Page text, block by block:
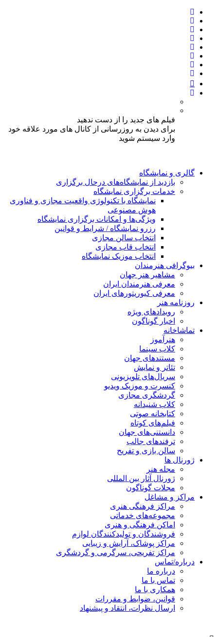
فیلم های جدید را از دست ندهید
برای دیدن به روزرسانی از کانال های مورد علاقه خود
وارد سیستم شوید
گالری و نمایشگاه
بازدید از نمایشگاه‌های درحال برگزاری
خدمات برگزاری نمایشگاه
نمایشگاه با تکنولوژی واقعیت مجازی و فناوری
هوش مصنوعی
ویژگی‌ها و امکانات برگزاری نمایشگاه
رزرو نمایشگاه / شرایط و قوانین
انتخاب سالن مجازی
انتخاب قاب مجازی
انتخاب موزیک نمایشگاه
بیوگرافی هنرمندان
مشاهیر هنر جهان
معرفی هنرمندان ایران
معرفی کیوریتورهای ایران
روزنامه هنر
رویدادهای ویژه
اخبار گوناگون
تماشاخانه
هنرآموز
کلاب سینما
مستندهای جهان
تئاتر و نمایش
سریال‌های تلویزیونی
کنسرت و موزیک ویدیو
گردشگری مجازی
کلاب شنیدانه
کتابخانه صوتی
فیلم‌های کوتاه
دانستنی‌های جهان
ترفندهای جالب
سالن بازی و تفریح
ژورنال ها
مجله هنر
ژورنال آثار بین المللی
مجلات گوناگون
مراکز و مشاغل
مراکز فرهنگی هنری
مجموعه‌های خدماتی
اماکن فرهنگی و هنری
فروشندگان و تولیدکنندگان لوازم
مراکز پوشاک، آرایش و زیبایی
مراکز تفریحی، سرگرمی و گردشگری
درباره/تماس
درباره ما
تماس با ما
همکاری با ما
قوانین، ضوابط و مقررات
ارسال نظرات، انتقاد و پیشنهاد